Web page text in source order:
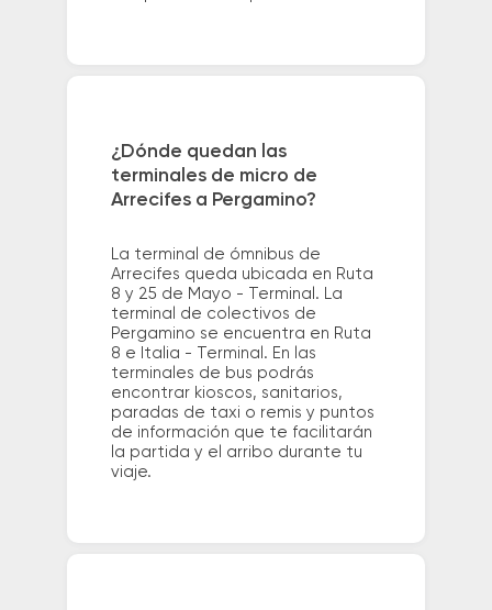
¿Dónde quedan las
terminales de micro de
Arrecifes a Pergamino?
La terminal de ómnibus de
Arrecifes queda ubicada en Ruta
8 y 25 de Mayo - Terminal. La
terminal de colectivos de
Pergamino se encuentra en Ruta
8 e Italia - Terminal. En las
terminales de bus podrás
encontrar kioscos, sanitarios,
paradas de taxi o remis y puntos
de información que te facilitarán
la partida y el arribo durante tu
viaje.